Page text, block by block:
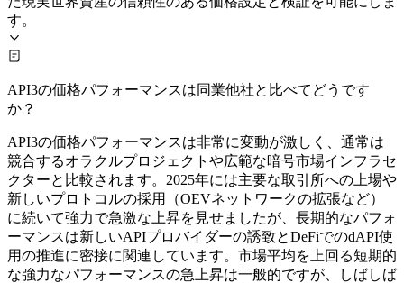
す。
API3の価格パフォーマンスは同業他社と比べてどうです
か？
API3の価格パフォーマンスは非常に変動が激しく、通常は
競合するオラクルプロジェクトや広範な暗号市場インフラセ
クターと比較されます。2025年には主要な取引所への上場や
新しいプロトコルの採用（OEVネットワークの拡張など）
に続いて強力で急激な上昇を見せましたが、長期的なパフォ
ーマンスは新しいAPIプロバイダーの誘致とDeFiでのdAPI使
用の推進に密接に関連しています。市場平均を上回る短期的
な強力なパフォーマンスの急上昇は一般的ですが、しばしば